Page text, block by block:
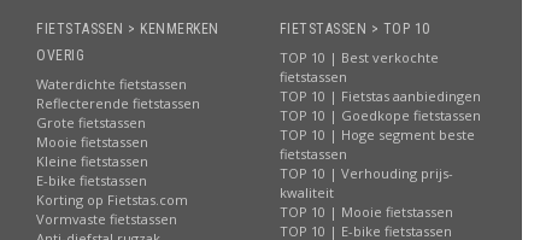
FIETSTASSEN > KENMERKEN
OVERIG
Waterdichte fietstassen
Reflecterende fietstassen
Grote fietstassen
Mooie fietstassen
Kleine fietstassen
E-bike fietstassen
Korting op Fietstas.com
Vormvaste fietstassen
FIETSTASSEN > TOP 10
TOP 10 | Best verkochte
fietstassen
TOP 10 | Fietstas aanbiedingen
TOP 10 | Goedkope fietstassen
TOP 10 | Hoge segment beste
fietstassen
TOP 10 | Verhouding prijs-
kwaliteit
TOP 10 | Mooie fietstassen
TOP 10 | E-bike fietstassen